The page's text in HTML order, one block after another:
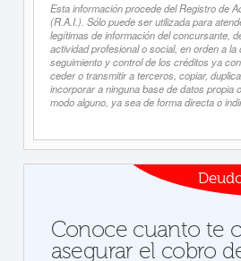
Esta información procede del Registro de
(R.A.I.). Sólo puede ser utilizada para
legítimas de información del concursante,
actividad profesional o social, en orden a
seguimiento y control de los créditos ya
ceder o transmitir a terceros, copiar,
incorporar a ninguna base de datos propia
modo alguno, ya sea de forma directa o
Conoce cuanto te
asegurar el cobro